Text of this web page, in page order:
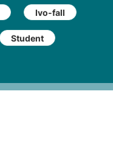
Ivo-fall
Student